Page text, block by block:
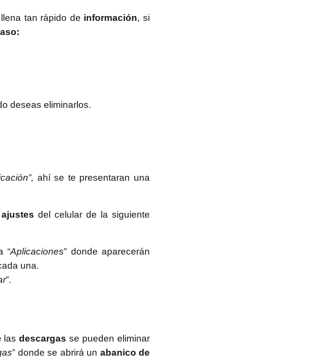
tan rápido de información, si
deseas eliminarlos.
ahí se te presentaran una
del celular de la siguiente
“Aplicaciones” donde aparecerán
una.
”.
lasdescargas se pueden eliminar
” donde se abrirá un abanico de